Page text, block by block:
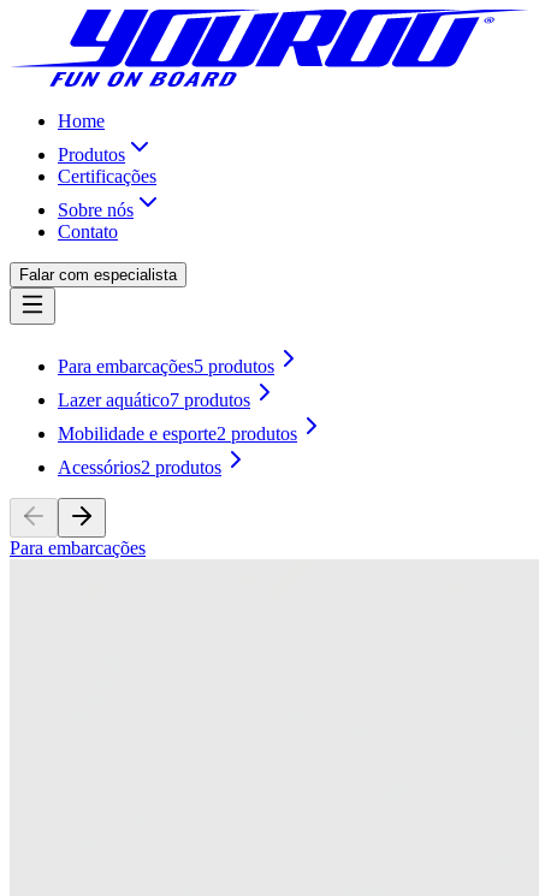
Home
Produtos
Certificações
Sobre nós
Contato
Falar com especialista
Para embarcações5 produtos
Lazer aquático7 produtos
Mobilidade e esporte2 produtos
Acessórios2 produtos
Para embarcações